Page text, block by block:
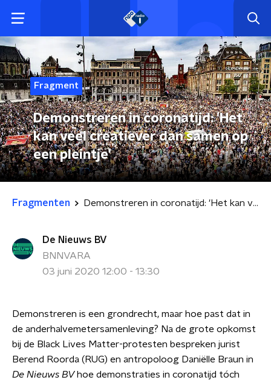
Fragment
Demonstreren in coronatijd: 'Het
kan veel creatiever dan samen op
een pleintje'
Fragmenten Demonstreren in coronatijd: 'Het kan veel creatiever dan samen op een pleintje'
De Nieuws BV
BNNVARA
03 juni 2020 12:00 - 13:30
Demonstreren is een grondrecht, maar hoe past dat in
de anderhalvemetersamenleving? Na de grote opkomst
bij de Black Lives Matter-protesten bespreken jurist
Berend Roorda (RUG) en antropoloog Daniëlle Braun in
De Nieuws BVhoe demonstraties in coronatijd tóch